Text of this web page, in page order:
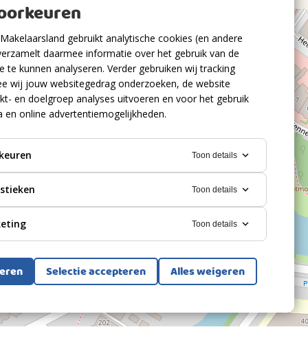
gebruikt analytische cookies (en andere
daarmee informatie over het gebruik van de
te kunnen analyseren. Verder gebruiken wij tracking
wij jouw websitegedrag onderzoeken, de website
en doelgroep analyses uitvoeren en voor het gebruik
en online advertentiemogelijkheden.
Toon details
Toon details
Toon details
Selectie accepteren Alles weigeren